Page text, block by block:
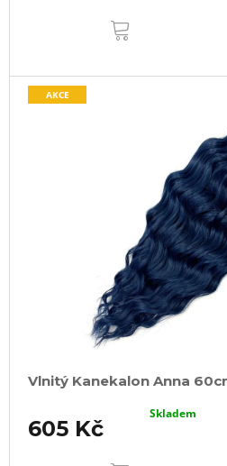
AKCE
Vlnitý Kanekalon Anna
605 Kč
Skladem